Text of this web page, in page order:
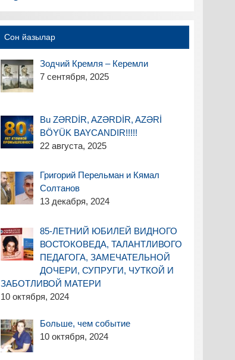
Сон йазылар
Зодчий Кремля – Керемли
7 сентября, 2025
Bu ZƏRDİR, AZƏRDİR, AZƏRİ
BÖYÜK BAYCANDIR!!!!!
22 августа, 2025
Григорий Перельман и Кямал
Солтанов
13 декабря, 2024
85-ЛЕТНИЙ ЮБИЛЕЙ ВИДНОГО
ВОСТОКОВЕДА, ТАЛАНТЛИВОГО
ПЕДАГОГА, ЗАМЕЧАТЕЛЬНОЙ
ДОЧЕРИ, СУПРУГИ, ЧУТКОЙ И
ЗАБОТЛИВОЙ МАТЕРИ
10 октября, 2024
Больше, чем событие
10 октября, 2024